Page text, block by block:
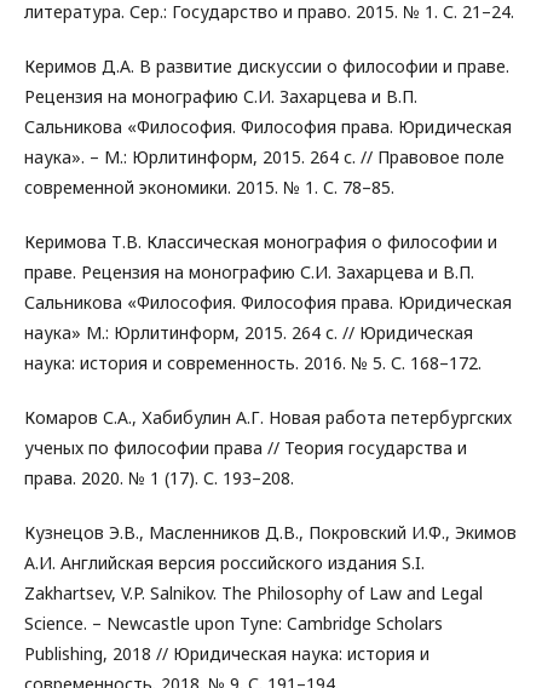
литература. Сер.: Государство и право. 2015. № 1. С. 21–24.
Керимов Д.А. В развитие дискуссии о философии и праве.
Рецензия на монографию С.И. Захарцева и В.П.
Сальникова «Философия. Философия права. Юридическая
наука». – М.: Юрлитинформ, 2015. 264 с. // Правовое поле
современной экономики. 2015. № 1. С. 78–85.
Керимова Т.В. Классическая монография о философии и
праве. Рецензия на монографию С.И. Захарцева и В.П.
Сальникова «Философия. Философия права. Юридическая
наука» М.: Юрлитинформ, 2015. 264 с. // Юридическая
наука: история и современность. 2016. № 5. С. 168–172.
Комаров С.А., Хабибулин А.Г. Новая работа петербургских
ученых по философии права // Теория государства и
права. 2020. № 1 (17). С. 193–208.
Кузнецов Э.В., Масленников Д.В., Покровский И.Ф., Экимов
А.И. Английская версия российского издания S.I.
Zakhartsev, V.P. Salnikov. The Philosophy of Law and Legal
Science. – Newcastle upon Tyne: Cambridge Scholars
Publishing, 2018 // Юридическая наука: история и